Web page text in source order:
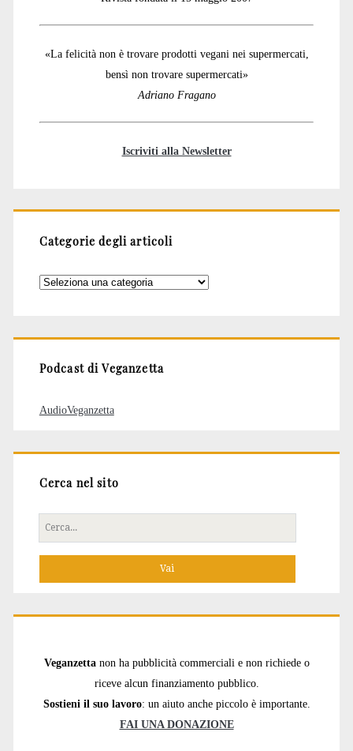
«La felicità non è trovare prodotti vegani nei supermercati,
bensì non trovare supermercati»
Adriano Fragano
Iscriviti alla Newsletter
Categorie degli articoli
Categorie
Podcast di Veganzetta
AudioVeganzetta
Cerca nel sito
Cerca
per:
Veganzetta non ha pubblicità commerciali e non richiede o
riceve alcun finanziamento pubblico.
Sostieni il suo lavoro: un aiuto anche piccolo è importante.
FAI UNA DONAZIONE